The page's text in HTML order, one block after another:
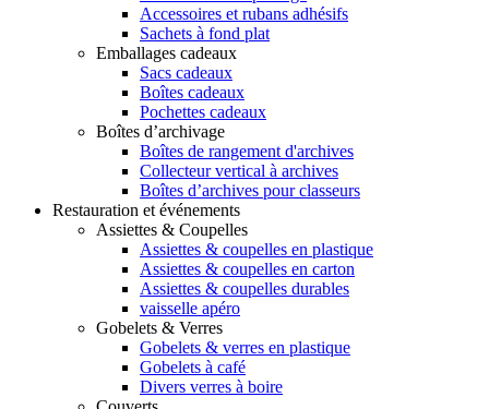
Accessoires et rubans adhésifs
Sachets à fond plat
Emballages cadeaux
Sacs cadeaux
Boîtes cadeaux
Pochettes cadeaux
Boîtes d’archivage
Boîtes de rangement d'archives
Collecteur vertical à archives
Boîtes d’archives pour classeurs
Restauration et événements
Assiettes & Coupelles
Assiettes & coupelles en plastique
Assiettes & coupelles en carton
Assiettes & coupelles durables
vaisselle apéro
Gobelets & Verres
Gobelets & verres en plastique
Gobelets à café
Divers verres à boire